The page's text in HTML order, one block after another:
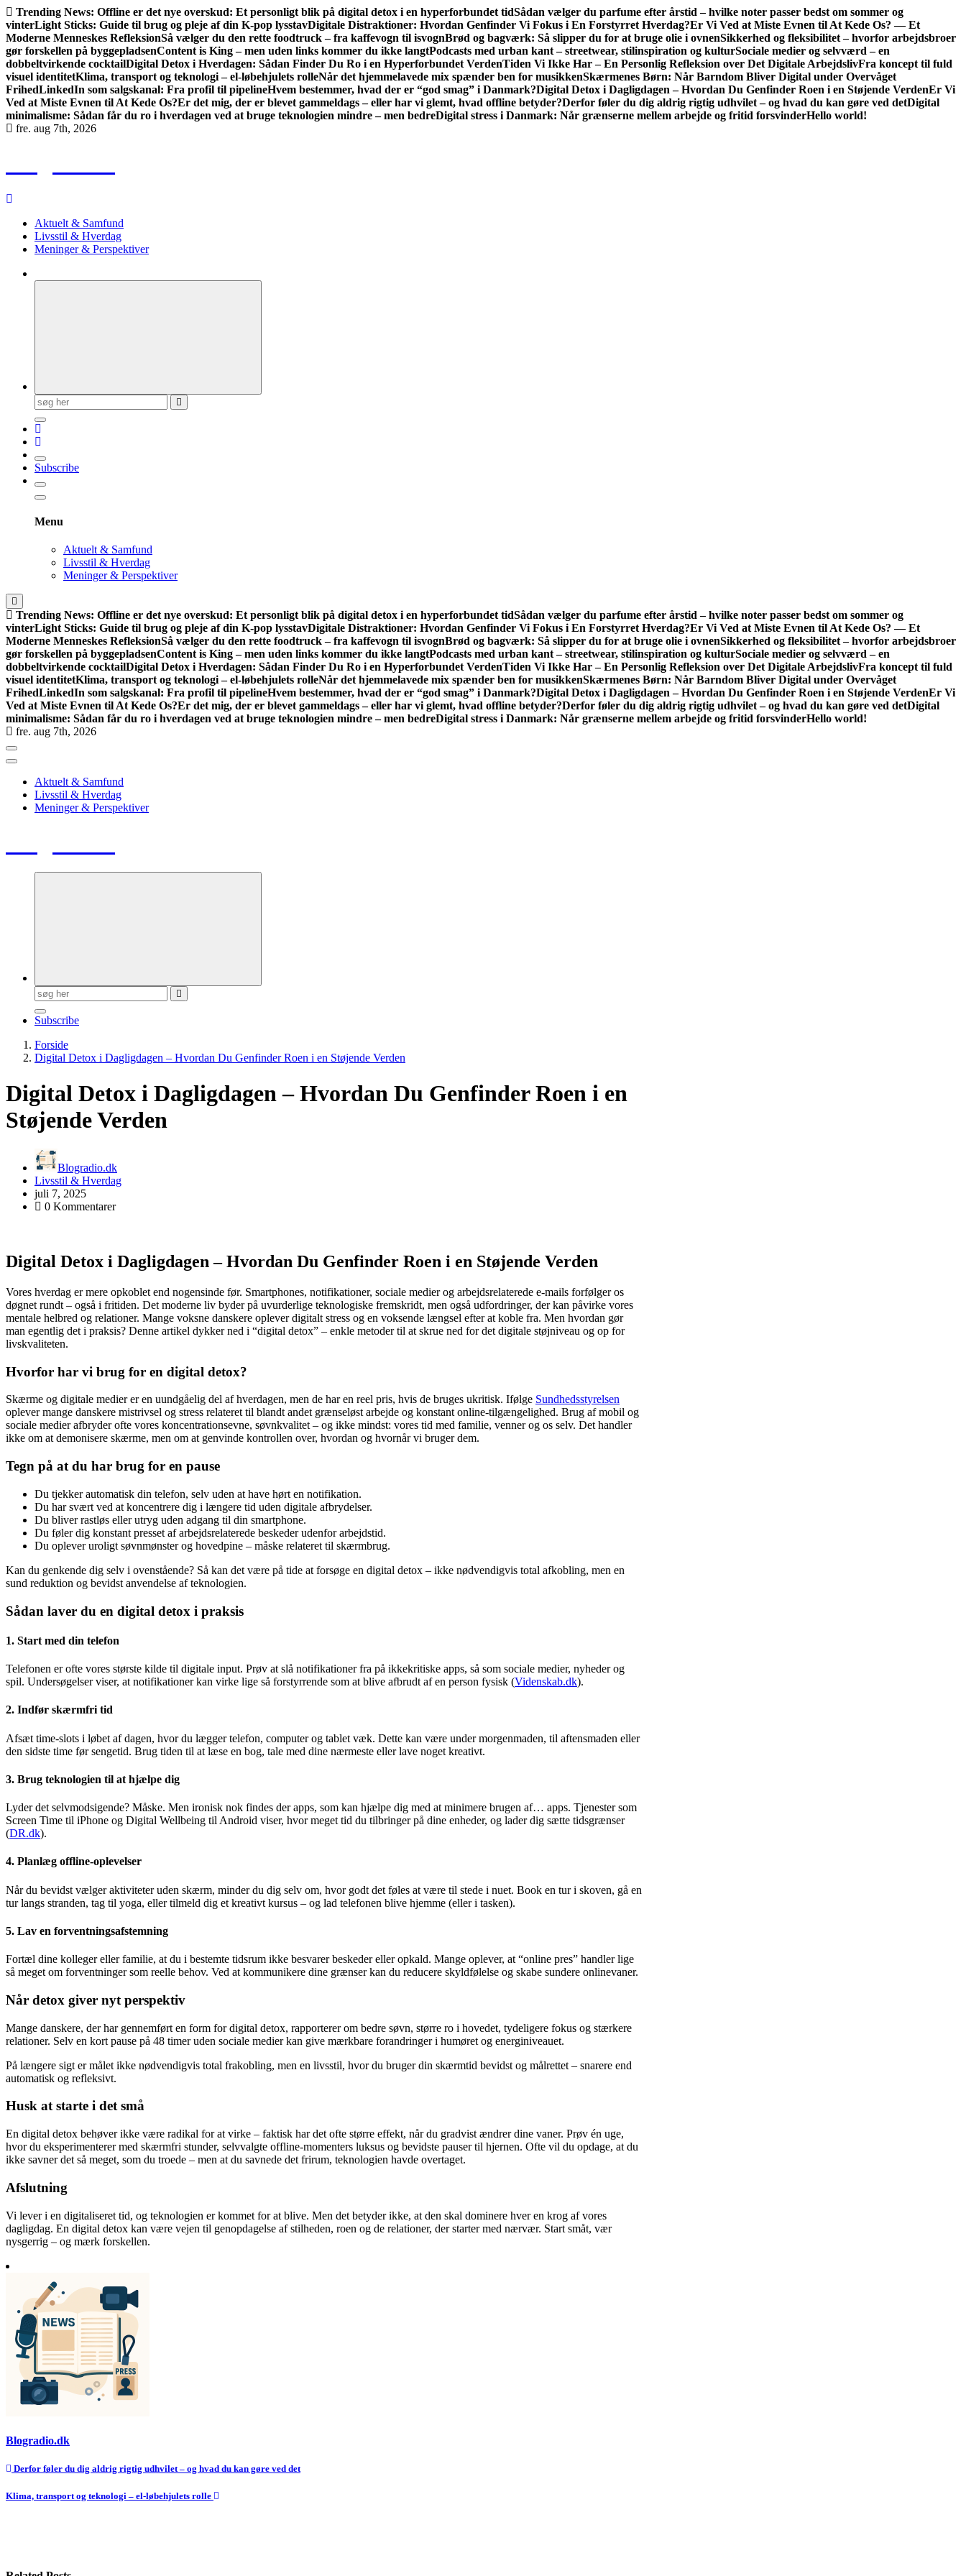
Gå
til
indhold
Trending News: Offline er det nye overskud: Et personligt blik på digital detox i en hyperforbundet tidSådan vælger du parfume efter årstid – hvilke noter passer bedst om sommer og
vinterLight Sticks: Guide til brug og pleje af din K-pop lysstavDigitale Distraktioner: Hvordan Genfinder Vi Fokus i En Forstyrret Hverdag?Er Vi Ved at Miste Evnen til At Kede Os? — Et
Moderne Menneskes RefleksionSå vælger du den rette foodtruck – fra kaffevogn til isvognBrød og bagværk: Så slipper du for at bruge olie i ovnenSikkerhed og fleksibilitet – hvorfor arbejdsbroer
gør forskellen på byggepladsenContent is King – men uden links kommer du ikke langtPodcasts med urban kant – streetwear, stilinspiration og kulturSociale medier og selvværd – en
dobbeltvirkende cocktailDigital Detox i Hverdagen: Sådan Finder Du Ro i en Hyperforbundet VerdenTiden Vi Ikke Har – En Personlig Refleksion over Det Digitale ArbejdslivFra koncept til fuld
visuel identitetKlima, transport og teknologi – el-løbehjulets rolleNår det hjemmelavede mix spænder ben for musikkenSkærmenes Børn: Når Barndom Bliver Digital under Overvåget
FrihedLinkedIn som salgskanal: Fra profil til pipelineHvem bestemmer, hvad der er “god smag” i Danmark?Digital Detox i Dagligdagen – Hvordan Du Genfinder Roen i en Støjende VerdenEr Vi
Ved at Miste Evnen til At Kede Os?Er det mig, der er blevet gammeldags – eller har vi glemt, hvad offline betyder?Derfor føler du dig aldrig rigtig udhvilet – og hvad du kan gøre ved detDigital
minimalisme: Sådan får du ro i hverdagen ved at bruge teknologien mindre – men bedreDigital stress i Danmark: Når grænserne mellem arbejde og fritid forsvinderHello world!
fre. aug 7th, 2026
Aktuelt & Samfund
Livsstil & Hverdag
Meninger & Perspektiver
Søg
efter:
Subscribe
Menu
Aktuelt & Samfund
Livsstil & Hverdag
Meninger & Perspektiver
Trending News: Offline er det nye overskud: Et personligt blik på digital detox i en hyperforbundet tidSådan vælger du parfume efter årstid – hvilke noter passer bedst om sommer og
vinterLight Sticks: Guide til brug og pleje af din K-pop lysstavDigitale Distraktioner: Hvordan Genfinder Vi Fokus i En Forstyrret Hverdag?Er Vi Ved at Miste Evnen til At Kede Os? — Et
Moderne Menneskes RefleksionSå vælger du den rette foodtruck – fra kaffevogn til isvognBrød og bagværk: Så slipper du for at bruge olie i ovnenSikkerhed og fleksibilitet – hvorfor arbejdsbroer
gør forskellen på byggepladsenContent is King – men uden links kommer du ikke langtPodcasts med urban kant – streetwear, stilinspiration og kulturSociale medier og selvværd – en
dobbeltvirkende cocktailDigital Detox i Hverdagen: Sådan Finder Du Ro i en Hyperforbundet VerdenTiden Vi Ikke Har – En Personlig Refleksion over Det Digitale ArbejdslivFra koncept til fuld
visuel identitetKlima, transport og teknologi – el-løbehjulets rolleNår det hjemmelavede mix spænder ben for musikkenSkærmenes Børn: Når Barndom Bliver Digital under Overvåget
FrihedLinkedIn som salgskanal: Fra profil til pipelineHvem bestemmer, hvad der er “god smag” i Danmark?Digital Detox i Dagligdagen – Hvordan Du Genfinder Roen i en Støjende VerdenEr Vi
Ved at Miste Evnen til At Kede Os?Er det mig, der er blevet gammeldags – eller har vi glemt, hvad offline betyder?Derfor føler du dig aldrig rigtig udhvilet – og hvad du kan gøre ved detDigital
minimalisme: Sådan får du ro i hverdagen ved at bruge teknologien mindre – men bedreDigital stress i Danmark: Når grænserne mellem arbejde og fritid forsvinderHello world!
fre. aug 7th, 2026
Aktuelt & Samfund
Livsstil & Hverdag
Meninger & Perspektiver
Søg
efter:
Subscribe
Forside
Digital Detox i Dagligdagen – Hvordan Du Genfinder Roen i en Støjende Verden
Digital Detox i Dagligdagen – Hvordan Du Genfinder Roen i en
Støjende Verden
Blogradio.dk
Livsstil & Hverdag
juli 7, 2025
0 Kommentarer
Digital Detox i Dagligdagen – Hvordan Du Genfinder Roen i en Støjende Verden
Vores hverdag er mere opkoblet end nogensinde før. Smartphones, notifikationer, sociale medier og arbejdsrelaterede e-mails forfølger os
døgnet rundt – også i fritiden. Det moderne liv byder på uvurderlige teknologiske fremskridt, men også udfordringer, der kan påvirke vores
mentale helbred og relationer. Mange voksne danskere oplever digitalt stress og en voksende længsel efter at koble fra. Men hvordan gør
man egentlig det i praksis? Denne artikel dykker ned i “digital detox” – enkle metoder til at skrue ned for det digitale støjniveau og op for
livskvaliteten.
Hvorfor har vi brug for en digital detox?
Skærme og digitale medier er en uundgåelig del af hverdagen, men de har en reel pris, hvis de bruges ukritisk. Ifølge Sundhedsstyrelsen
oplever mange danskere mistrivsel og stress relateret til blandt andet grænseløst arbejde og konstant online-tilgængelighed. Brug af mobil og
sociale medier afbryder ofte vores koncentrationsevne, søvnkvalitet – og ikke mindst: vores tid med familie, venner og os selv. Det handler
ikke om at demonisere skærme, men om at genvinde kontrollen over, hvordan og hvornår vi bruger dem.
Tegn på at du har brug for en pause
Du tjekker automatisk din telefon, selv uden at have hørt en notifikation.
Du har svært ved at koncentrere dig i længere tid uden digitale afbrydelser.
Du bliver rastløs eller utryg uden adgang til din smartphone.
Du føler dig konstant presset af arbejdsrelaterede beskeder udenfor arbejdstid.
Du oplever uroligt søvnmønster og hovedpine – måske relateret til skærmbrug.
Kan du genkende dig selv i ovenstående? Så kan det være på tide at forsøge en digital detox – ikke nødvendigvis total afkobling, men en
sund reduktion og bevidst anvendelse af teknologien.
Sådan laver du en digital detox i praksis
1. Start med din telefon
Telefonen er ofte vores største kilde til digitale input. Prøv at slå notifikationer fra på ikkekritiske apps, så som sociale medier, nyheder og
spil. Undersøgelser viser, at notifikationer kan virke lige så forstyrrende som at blive afbrudt af en person fysisk (Videnskab.dk).
2. Indfør skærmfri tid
Afsæt time-slots i løbet af dagen, hvor du lægger telefon, computer og tablet væk. Dette kan være under morgenmaden, til aftensmaden eller
den sidste time før sengetid. Brug tiden til at læse en bog, tale med dine nærmeste eller lave noget kreativt.
3. Brug teknologien til at hjælpe dig
Lyder det selvmodsigende? Måske. Men ironisk nok findes der apps, som kan hjælpe dig med at minimere brugen af… apps. Tjenester som
Screen Time til iPhone og Digital Wellbeing til Android viser, hvor meget tid du tilbringer på dine enheder, og lader dig sætte tidsgrænser
(DR.dk).
4. Planlæg offline-oplevelser
Når du bevidst vælger aktiviteter uden skærm, minder du dig selv om, hvor godt det føles at være til stede i nuet. Book en tur i skoven, gå en
tur langs stranden, tag til yoga, eller tilmeld dig et kreativt kursus – og lad telefonen blive hjemme (eller i tasken).
5. Lav en forventningsafstemning
Fortæl dine kolleger eller familie, at du i bestemte tidsrum ikke besvarer beskeder eller opkald. Mange oplever, at “online pres” handler lige
så meget om forventninger som reelle behov. Ved at kommunikere dine grænser kan du reducere skyldfølelse og skabe sundere onlinevaner.
Når detox giver nyt perspektiv
Mange danskere, der har gennemført en form for digital detox, rapporterer om bedre søvn, større ro i hovedet, tydeligere fokus og stærkere
relationer. Selv en kort pause på 48 timer uden sociale medier kan give mærkbare forandringer i humøret og energiniveauet.
På længere sigt er målet ikke nødvendigvis total frakobling, men en livsstil, hvor du bruger din skærmtid bevidst og målrettet – snarere end
automatisk og refleksivt.
Husk at starte i det små
En digital detox behøver ikke være radikal for at virke – faktisk har det ofte større effekt, når du gradvist ændrer dine vaner. Prøv én uge,
hvor du eksperimenterer med skærmfri stunder, selvvalgte offline-momenters luksus og bevidste pauser til hjernen. Ofte vil du opdage, at du
ikke savner det så meget, som du troede – men at du savnede det frirum, teknologien havde overtaget.
Afslutning
Vi lever i en digitaliseret tid, og teknologien er kommet for at blive. Men det betyder ikke, at den skal dominere hver en krog af vores
dagligdag. En digital detox kan være vejen til genopdagelse af stilheden, roen og de relationer, der starter med nærvær. Start småt, vær
nysgerrig – og mærk forskellen.
Blogradio.dk
Indlægsnavigation
Derfor føler du dig aldrig rigtig udhvilet – og hvad du kan gøre ved det
Klima, transport og teknologi – el-løbehjulets rolle